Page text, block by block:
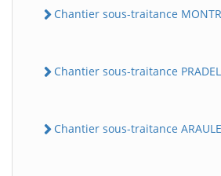
Chantier sous-traitance
Chantier sous-traitance
Chantier sous-traitance